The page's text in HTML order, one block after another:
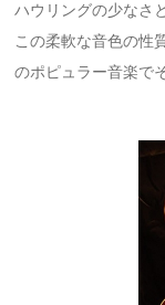
ハウリングの少なさ
この柔軟な音色の性
のポピュラー音楽で